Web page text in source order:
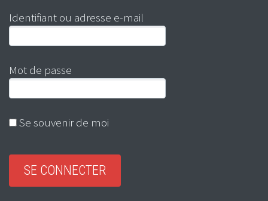
Identifiant ou adresse e-mail
Mot de passe
Se souvenir de moi